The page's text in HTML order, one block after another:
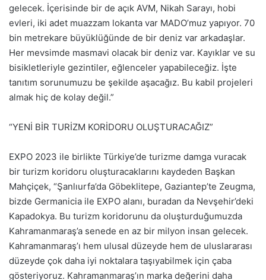
gelecek. İçerisinde bir de açık AVM, Nikah Sarayı, hobi
evleri, iki adet muazzam lokanta var MADO’muz yapıyor. 70
bin metrekare büyüklüğünde de bir deniz var arkadaşlar.
Her mevsimde masmavi olacak bir deniz var. Kayıklar ve su
bisikletleriyle gezintiler, eğlenceler yapabileceğiz. İşte
tanıtım sorunumuzu be şekilde aşacağız. Bu kabil projeleri
almak hiç de kolay değil.”
“YENİ BİR TURİZM KORİDORU OLUŞTURACAĞIZ”
EXPO 2023 ile birlikte Türkiye’de turizme damga vuracak
bir turizm koridoru oluşturacaklarını kaydeden Başkan
Mahçiçek, “Şanlıurfa’da Göbeklitepe, Gaziantep’te Zeugma,
bizde Germanicia ile EXPO alanı, buradan da Nevşehir’deki
Kapadokya. Bu turizm koridorunu da oluşturduğumuzda
Kahramanmaraş’a senede en az bir milyon insan gelecek.
Kahramanmaraş’ı hem ulusal düzeyde hem de uluslararası
düzeyde çok daha iyi noktalara taşıyabilmek için çaba
gösteriyoruz. Kahramanmaraş’ın marka değerini daha